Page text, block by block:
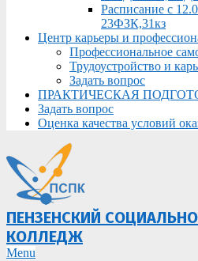
Расписание с
23ФЗК,31кз
Центр карьеры и
Профессиональное
Трудоустройство и
Задать вопрос
ПРАКТИЧЕСКАЯ
Задать вопрос
Оценка качества условий
ПЕНЗЕНСКИЙ
КОЛЛЕДЖ
Primary
Menu